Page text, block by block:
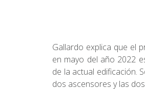
Gallardo explica que el
en mayo del año 2022
de la actual edificación.
dos ascensores y las